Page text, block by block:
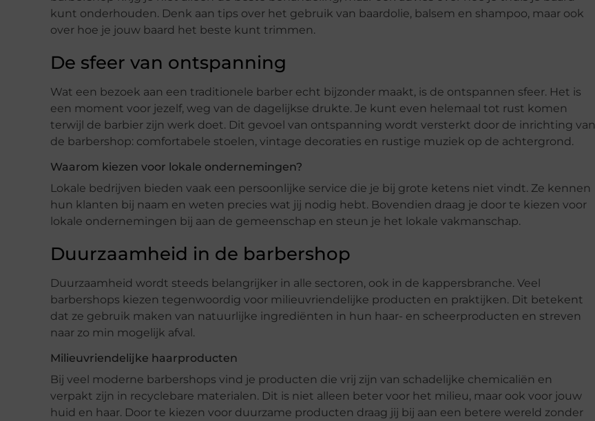
kunt onderhouden. Denk aan tips over het gebruik van baardolie, balsem en shampoo, maar ook
over hoe je jouw baard het beste kunt trimmen.
De sfeer van ontspanning
Wat een bezoek aan een traditionele barber echt bijzonder maakt, is de ontspannen sfeer. Het is
een moment voor jezelf, weg van de dagelijkse drukte. Je kunt even helemaal tot rust komen
terwijl de barbier zijn werk doet. Dit gevoel van ontspanning wordt versterkt door de inrichting van
de barbershop: comfortabele stoelen, vintage decoraties en rustige muziek op de achtergrond.
Waarom kiezen voor lokale ondernemingen?
Lokale bedrijven bieden vaak een persoonlijke service die je bij grote ketens niet vindt. Ze kennen
hun klanten bij naam en weten precies wat jij nodig hebt. Bovendien draag je door te kiezen voor
lokale ondernemingen bij aan de gemeenschap en steun je het lokale vakmanschap.
Duurzaamheid in de barbershop
Duurzaamheid wordt steeds belangrijker in alle sectoren, ook in de kappersbranche. Veel
barbershops kiezen tegenwoordig voor milieuvriendelijke producten en praktijken. Dit betekent
dat ze gebruik maken van natuurlijke ingrediënten in hun haar- en scheerproducten en streven
naar zo min mogelijk afval.
Milieuvriendelijke haarproducten
Bij veel moderne barbershops vind je producten die vrij zijn van schadelijke chemicaliën en
verpakt zijn in recyclebare materialen. Dit is niet alleen beter voor het milieu, maar ook voor jouw
huid en haar. Door te kiezen voor duurzame producten draag jij bij aan een betere wereld zonder